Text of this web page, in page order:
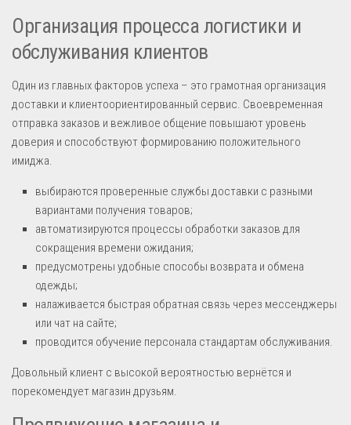
Организация процесса логистики и
обслуживания клиентов
Один из главных факторов успеха – это грамотная организация
доставки и клиентоориентированный сервис. Своевременная
отправка заказов и вежливое общение повышают уровень
доверия и способствуют формированию положительного
имиджа.
выбираются проверенные службы доставки с разными
вариантами получения товаров;
автоматизируются процессы обработки заказов для
сокращения времени ожидания;
предусмотрены удобные способы возврата и обмена
одежды;
налаживается быстрая обратная связь через мессенджеры
или чат на сайте;
проводится обучение персонала стандартам обслуживания.
Довольный клиент с высокой вероятностью вернётся и
порекомендует магазин друзьям.